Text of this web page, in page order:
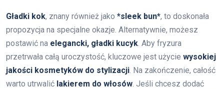
Gładki kok, znany również jako *sleek bun*, to doskonała
propozycja na specjalne okazje. Alternatywnie, możesz
postawić na elegancki, gładki kucyk. Aby fryzura
przetrwała całą uroczystość, kluczowe jest użycie wysokiej
jakości kosmetyków do stylizacji. Na zakończenie, całość
warto utrwalić lakierem do włosów. Jeśli chcesz dodać